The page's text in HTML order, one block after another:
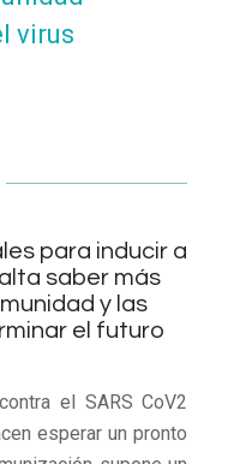
virus
para inducir a
saber más
y las
el futuro
el SARS CoV2
esperar un pronto